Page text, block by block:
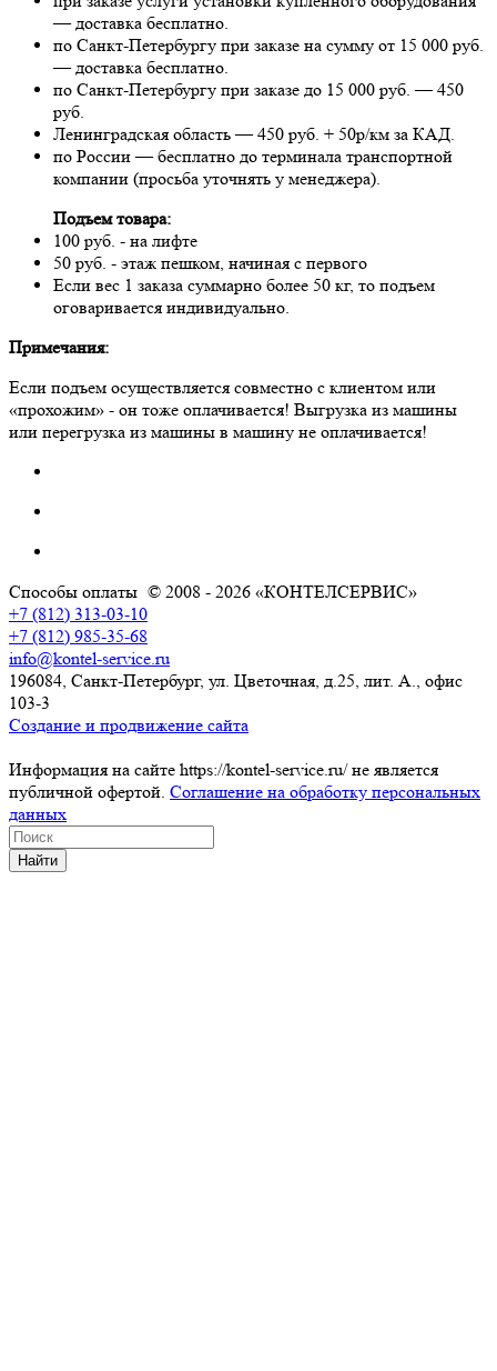
— доставка бесплатно.
по Санкт-Петербургу при заказе на сумму от 15 000 руб.
— доставка бесплатно.
по Санкт-Петербургу при заказе до 15 000 руб. — 450
руб.
Ленинградская область — 450 руб. + 50р/км за КАД.
по России — бесплатно до терминала транспортной
компании (просьба уточнять у менеджера).
Подъем товара:
100 руб. - на лифте
50 руб. - этаж пешком, начиная с первого
Если вес 1 заказа суммарно более 50 кг, то подъем
оговаривается индивидуально.
Примечания:
Если подъем осуществляется совместно с клиентом или
«прохожим» - он тоже оплачивается! Выгрузка из машины
или перегрузка из машины в машину не оплачивается!
Способы оплаты © 2008 - 2026 «КОНТЕЛСЕРВИС»
+7 (812) 313-03-10
+7 (812) 985-35-68
info@kontel-service.ru
196084, Санкт-Петербург, ул. Цветочная, д.25, лит. А., офис
103-3
Создание и продвижение сайта
Информация на сайте https://kontel-service.ru/ не является
публичной офертой. Соглашение на обработку персональных
данных
Найти